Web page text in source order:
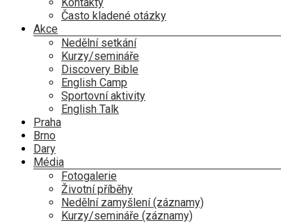
Často kladené otázky
Akce
Nedělní setkání
Kurzy/semináře
Discovery Bible
English Camp
Sportovní aktivity
English Talk
Praha
Brno
Dary
Média
Fotogalerie
Životní příběhy
Nedělní zamyšlení (záznamy)
Kurzy/semináře (záznamy)